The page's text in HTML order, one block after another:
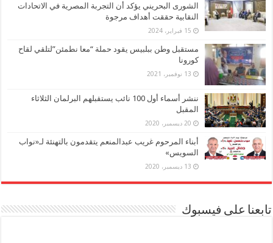
الشورى البحريني يؤكد أن التجربة المصرية في الاتحادات
النقابية حققت أهداف مرجوة
15 فبراير، 2024
مستقبل وطن ببلبيس يقود حملة “معا نطمئن”لتلقي لقاح
كورونا
13 نوفمبر، 2021
ننشر أسماء أول 100 نائب يستقبلهم البرلمان الثلاثاء
المقبل
20 ديسمبر، 2020
أبناء المرحوم غريب عبدالمنعم يتقدمون بالتهنئة لـ«نواب
السويس»
13 ديسمبر، 2020
تابعنا على فيسبوك